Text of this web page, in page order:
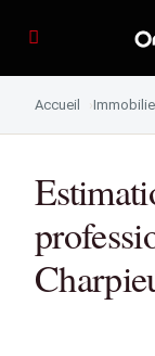
Accueil